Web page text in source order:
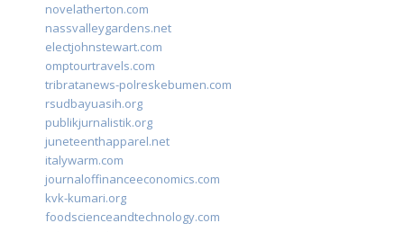
novelatherton.com
nassvalleygardens.net
electjohnstewart.com
omptourtravels.com
tribratanews-polreskebumen.com
rsudbayuasih.org
publikjurnalistik.org
juneteenthapparel.net
italywarm.com
journaloffinanceeconomics.com
kvk-kumari.org
foodscienceandtechnology.com